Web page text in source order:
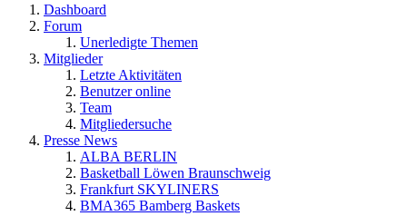
Dashboard
Forum
Unerledigte Themen
Mitglieder
Letzte Aktivitäten
Benutzer online
Team
Mitgliedersuche
Presse News
ALBA BERLIN
Basketball Löwen Braunschweig
Frankfurt SKYLINERS
BMA365 Bamberg Baskets